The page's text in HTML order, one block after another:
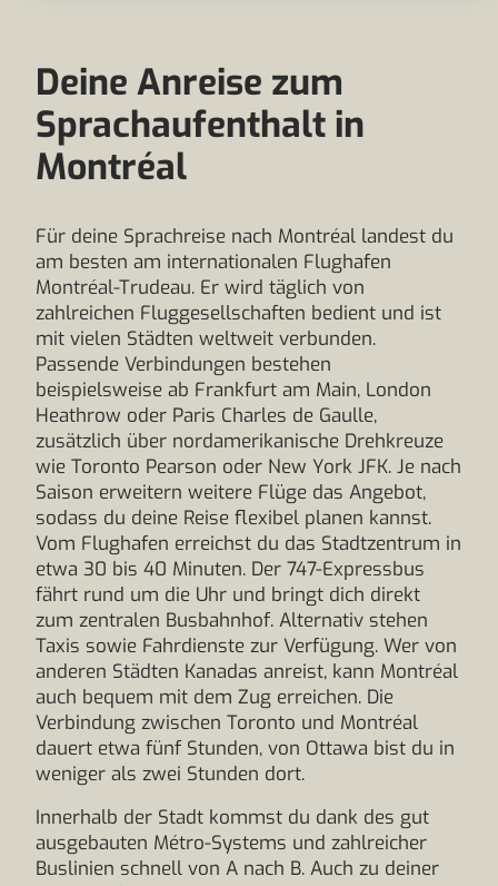
Deine Anreise zum
Sprachaufenthalt in
Montréal
Für deine Sprachreise nach Montréal landest du
am besten am internationalen Flughafen
Montréal-Trudeau. Er wird täglich von
zahlreichen Fluggesellschaften bedient und ist
mit vielen Städten weltweit verbunden.
Passende Verbindungen bestehen
beispielsweise ab Frankfurt am Main, London
Heathrow oder Paris Charles de Gaulle,
zusätzlich über nordamerikanische Drehkreuze
wie Toronto Pearson oder New York JFK. Je nach
Saison erweitern weitere Flüge das Angebot,
sodass du deine Reise flexibel planen kannst.
Vom Flughafen erreichst du das Stadtzentrum in
etwa 30 bis 40 Minuten. Der 747-Expressbus
fährt rund um die Uhr und bringt dich direkt
zum zentralen Busbahnhof. Alternativ stehen
Taxis sowie Fahrdienste zur Verfügung. Wer von
anderen Städten Kanadas anreist, kann Montréal
auch bequem mit dem Zug erreichen. Die
Verbindung zwischen Toronto und Montréal
dauert etwa fünf Stunden, von Ottawa bist du in
weniger als zwei Stunden dort.
Innerhalb der Stadt kommst du dank des gut
ausgebauten Métro-Systems und zahlreicher
Buslinien schnell von A nach B. Auch zu deiner